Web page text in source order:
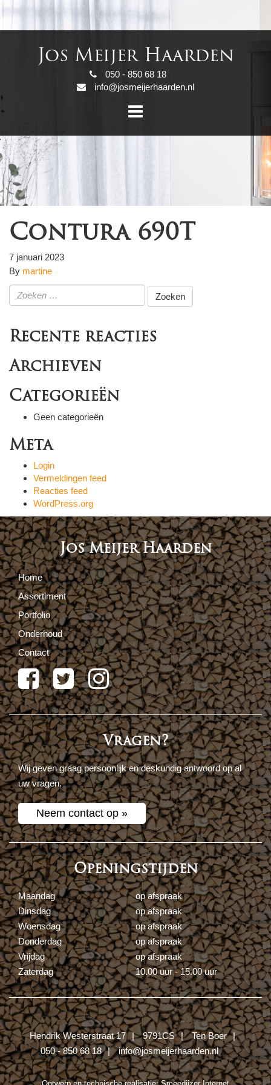
Jos Meijer Haarden
050 - 850 68 18
info@josmeijerhaarden.nl
Contura 690T
7 januari 2023
By martine
Zoeken
naar:
Recente reacties
Archieven
Categorieën
Geen categorieën
Meta
Login
Vermeldingen feed
Reacties feed
WordPress.org
Jos Meijer Haarden
Home
Assortiment
Portfolio
Onderhoud
Contact
Vragen?
Wij geven graag persoonlijk en deskundig antwoord op al
uw vragen.
Neem contact op »
Openingstijden
Maandag
op afspraak
Dinsdag
op afspraak
Woensdag
op afspraak
Donderdag
op afspraak
Vrijdag
op afspraak
Zaterdag
10.00 uur - 15.00 uur
Hendrik Westerstraat 17 9791CS
Ten Boer
050 - 850 68 18
info@josmeijerhaarden.nl